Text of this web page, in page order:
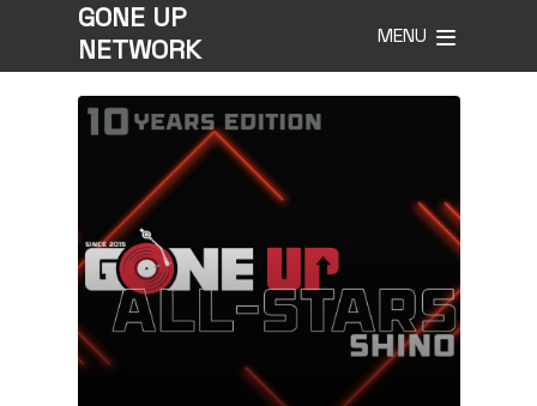
GONE UP
NETWORK
MENU